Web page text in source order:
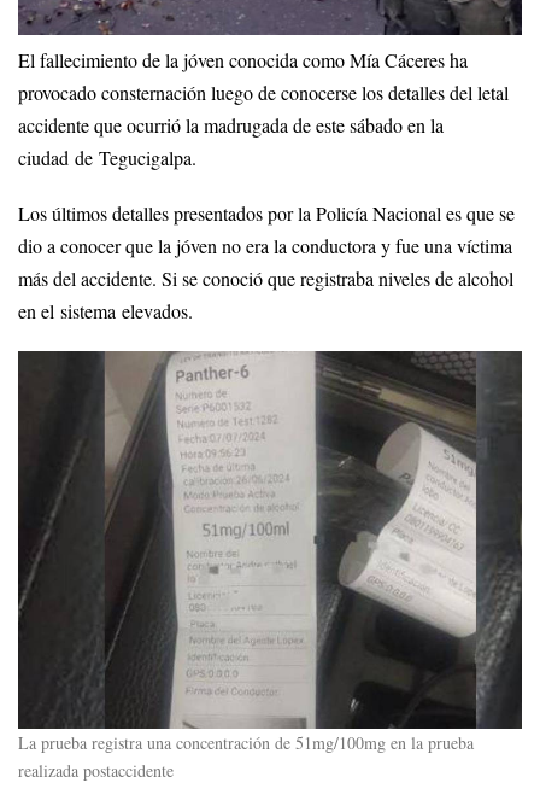
El fallecimiento de la jóven conocida como Mía Cáceres ha
provocado consternación luego de conocerse los detalles del letal
accidente que ocurrió la madrugada de este sábado en la
ciudad de Tegucigalpa.
Los últimos detalles presentados por la Policía Nacional es que se
dio a conocer que la jóven no era la conductora y fue una víctima
más del accidente. Si se conoció que registraba niveles de alcohol
en el sistema elevados.
La prueba registra una concentración de 51mg/100mg en la prueba
realizada postaccidente